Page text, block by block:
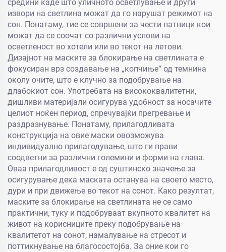
средини каде што уличното осветлување и други
извори на светлина можат да го нарушат режимот на
сон. Понатаму, тие се совршени за чести патници кои
можат да се соочат со различни услови на
осветленост во хотели или во текот на летови.
Дизајнот на маските за блокирање на светлината е
фокусиран врз создавање на „копчиње“ од темнина
околу очите, што е клучно за подобрување на
длабокиот сон. Употребата на висококвалитетни,
дишливи материјали осигурува удобност за носачите
целиот ноќен период, спречувајќи прегревање и
раздразнување. Понатаму, прилагодливата
конструкција на овие маски овозможува
индивидуално прилагодување, што ги прави
соодветни за различни големини и форми на глава.
Оваа прилагодливост е од суштинско значење за
осигурување дека маската останува на своето место,
дури и при движење во текот на сонот. Како резултат,
маските за блокирање на светлината не се само
практични, туку и подобруваат вкупното квалитет на
живот на корисниците преку подобрување на
квалитетот на сонот, намалување на стресот и
поттикнување на благосостојба. За оние кои го